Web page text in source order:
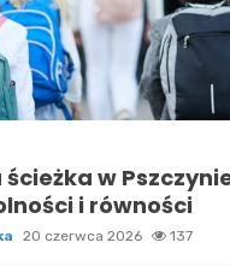
w
i równości
20 czerwca 2026 137